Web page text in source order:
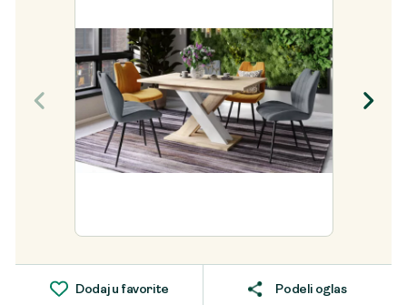
Dodaj u favorite Podeli oglas